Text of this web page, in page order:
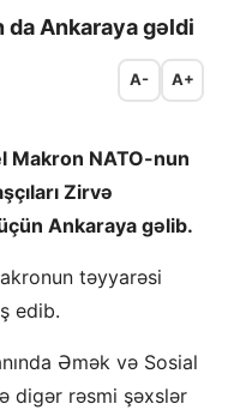
da Ankaraya gəldi
A- A+
Makron NATO-nun
Zirvə
Ankaraya gəlib.
təyyarəsi
edib.
Əmək və Sosial
digər rəsmi şəxslər